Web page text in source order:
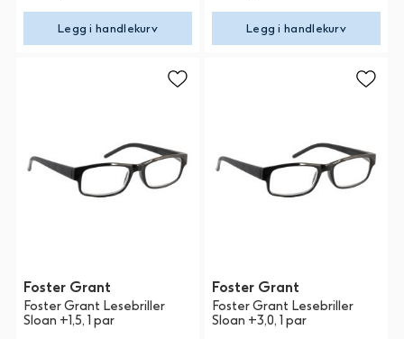
Legg i handlekurv Legg i handlekurv
Foster Grant
Foster Grant Lesebriller
Sloan +1,5, 1 par
Foster Grant
Foster Grant Lesebriller
Sloan +3,0, 1 par